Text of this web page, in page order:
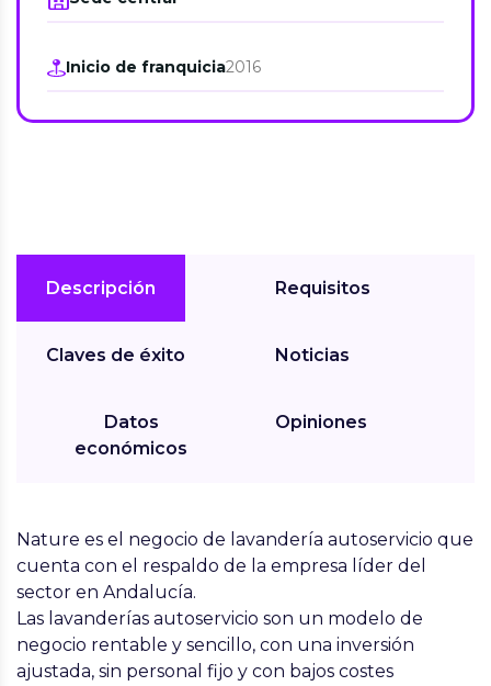
Inicio de franquicia2016
Descripción
Claves de éxito
Datos
económicos
Requisitos
Noticias
Opiniones
Nature es el negocio de lavandería autoservicio que
cuenta con el respaldo de la empresa líder del
sector en Andalucía.
Las lavanderías autoservicio son un modelo de
negocio rentable y sencillo, con una inversión
ajustada, sin personal fijo y con bajos costes